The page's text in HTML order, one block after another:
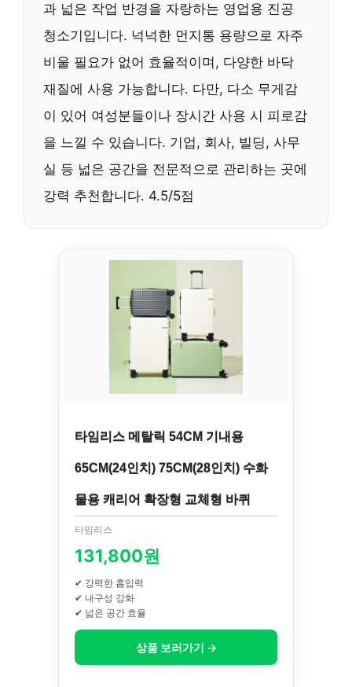
과 넓은 작업 반경을 자랑하는 영업용 진공
청소기입니다. 넉넉한 먼지통 용량으로 자주
비울 필요가 없어 효율적이며, 다양한 바닥
재질에 사용 가능합니다. 다만, 다소 무게감
이 있어 여성분들이나 장시간 사용 시 피로감
을 느낄 수 있습니다. 기업, 회사, 빌딩, 사무
실 등 넓은 공간을 전문적으로 관리하는 곳에
강력 추천합니다. 4.5/5점
타임리스 메탈릭 54CM 기내용
65CM(24인치) 75CM(28인치) 수화
물용 캐리어 확장형 교체형 바퀴
타임리스
131,800원
✔ 강력한 흡입력
✔ 내구성 강화
✔ 넓은 공간 효율
상품 보러가기 →